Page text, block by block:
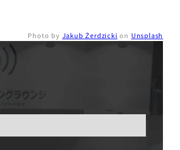
Photo by Jakub Żerdzicki on Unsplash